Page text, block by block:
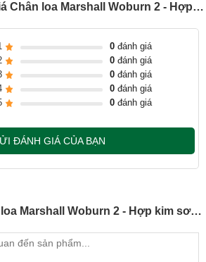
Reviews - Đánh giá Chân loa Marshall Woburn 2 - Hợp kim sơn tĩnh điện
0đánh giá
0đánh giá
0đánh giá
0đánh giá
0đánh giá
ĐÁNH GIÁ CỦA BẠN
Hỏi, Đáp về Chân loa Marshall Woburn 2 - Hợp kim sơn tĩnh điện